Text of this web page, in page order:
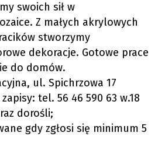
swoich sił w
Z małych akrylowych
stworzymy
dekoracje. Gotowe prace
do domów.
ul. Spichrzowa 17
tel. 56 46 590 63 w.18
dorośli;
gdy zgłosi się minimum 5